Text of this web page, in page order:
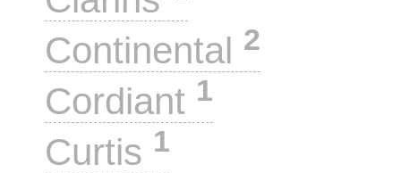
Continental 2
Cordiant 1
Curtis 1